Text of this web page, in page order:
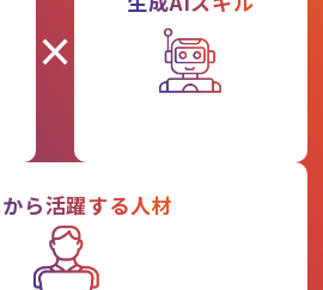
×
ら活躍する人材